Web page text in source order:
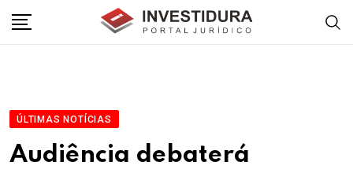
ÚLTIMAS NOTÍCIAS
Audiência debaterá